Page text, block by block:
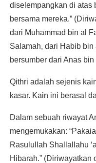
diselempangkan di atas
bersama mereka.”
dari Muhammad bin al
Salamah, dari Habib
bersumber dari Anas bin
Qithri adalah sejenis
kasar. Kain ini berasal
Dalam sebuah riwayat
mengemukakan:
Rasulullah Shallallahu
Hibarah.” (Diriwayatkan